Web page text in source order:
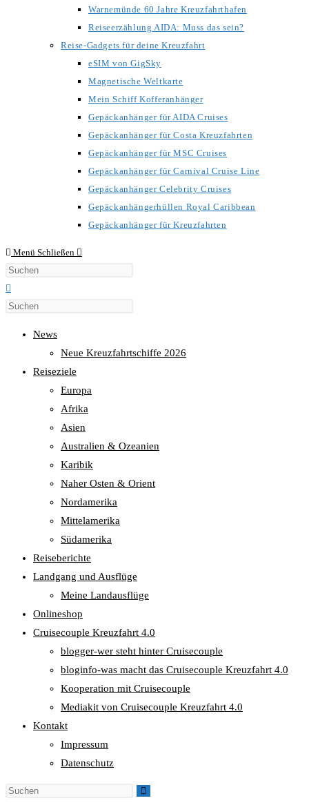
Warnemünde 60 Jahre Kreuzfahrthafen
Reiseerzählung AIDA: Muss das sein?
Reise-Gadgets für deine Kreuzfahrt
eSIM von GigSky
Magnetische Weltkarte
Mein Schiff Kofferanhänger
Gepäckanhänger für AIDA Cruises
Gepäckanhänger für Costa Kreuzfahrten
Gepäckanhänger für MSC Cruises
Gepäckanhänger für Carnival Cruise Line
Gepäckanhänger Celebrity Cruises
Gepäckanhängerhüllen Royal Caribbean
Gepäckanhänger für Kreuzfahrten
Menü Schließen
Diese
Website
durchsuchen
News
Neue Kreuzfahrtschiffe 2026
Reiseziele
Europa
Afrika
Asien
Australien & Ozeanien
Karibik
Naher Osten & Orient
Nordamerika
Mittelamerika
Südamerika
Reiseberichte
Landgang und Ausflüge
Meine Landausflüge
Onlineshop
Cruisecouple Kreuzfahrt 4.0
blogger-wer steht hinter Cruisecouple
bloginfo-was macht das Cruisecouple Kreuzfahrt 4.0
Kooperation mit Cruisecouple
Mediakit von Cruisecouple Kreuzfahrt 4.0
Kontakt
Impressum
Datenschutz